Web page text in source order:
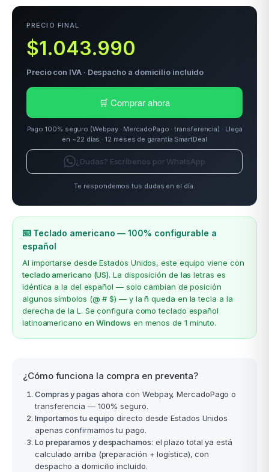
PRECIO FINAL
$1.043.990
Precio con IVA · Despacho a domicilio incluido
🛒 Comprar ahora
Pago 100% seguro (Webpay · MercadoPago · transferencia) · Llega
en ~22 días · 12 meses de garantía SmartDeal
¿Dudas? Escríbenos por WhatsApp
Te respondemos tus dudas en el día.
⌨️ Teclado americano — 100% configurable a
español
Al importarse desde Estados Unidos, este equipo viene con
teclado americano (US). La disposición de las letras es
idéntica a la del español — solo cambian de posición
algunos símbolos (@ # $) — y lañ queda en la tecla a la
derecha de la L. Se configura como teclado español
latinoamericano enWindows en menos de 1 minuto.
¿Cómo funciona la compra en preventa?
Compras y pagas ahora con Webpay, MercadoPago o
transferencia — 100% seguro.
Importamos tu equipo directo desde Estados Unidos
apenas confirmamos tu pago.
Lo preparamos y despachamos: el plazo total ya está
calculado arriba (preparación + logística), con
despacho a domicilio incluido.